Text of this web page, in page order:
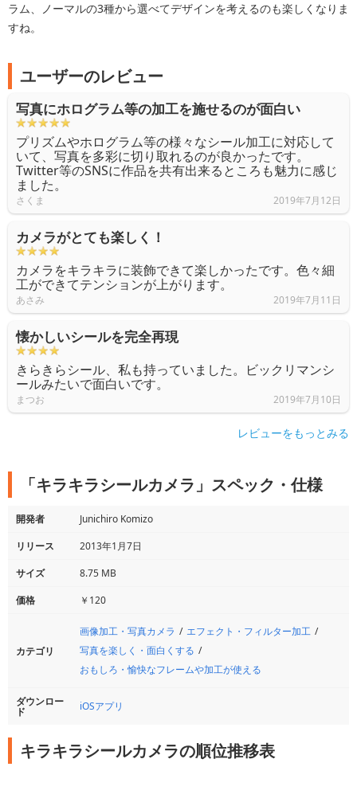
ラム、ノーマルの3種から選べてデザインを考えるのも楽しくなりま
すね。
ユーザーのレビュー
写真にホログラム等の加工を施せるのが面白い
プリズムやホログラム等の様々なシール加工に対応して
いて、写真を多彩に切り取れるのが良かったです。
Twitter等のSNSに作品を共有出来るところも魅力に感じ
ました。
さくま 2019年7月12日
カメラがとても楽しく！
カメラをキラキラに装飾できて楽しかったです。色々細
工ができてテンションが上がります。
あさみ 2019年7月11日
懐かしいシールを完全再現
きらきらシール、私も持っていました。ビックリマンシ
ールみたいで面白いです。
まつお 2019年7月10日
レビューをもっとみる
「キラキラシールカメラ」スペック・仕様
開発者
Junichiro Komizo
リリース
2013年1月7日
サイズ
8.75 MB
価格
￥120
カテゴリ
画像加工・写真カメラ
エフェクト・フィルター加工
写真を楽しく・面白くする
おもしろ・愉快なフレームや加工が使える
ダウンロー
ド iOSアプリ
キラキラシールカメラの順位推移表